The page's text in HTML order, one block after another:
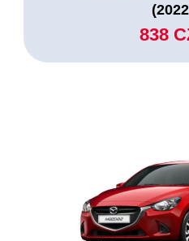
838